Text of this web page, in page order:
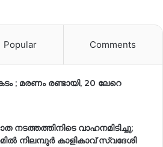
Popular Comments
മരണം രണ്ടായി, 20 ലേറെ
നടത്തത്തിനിടെ വാഹനമിടിച്ചു;
നിലമ്പുർ കാളികാവ് സ്വദേശി